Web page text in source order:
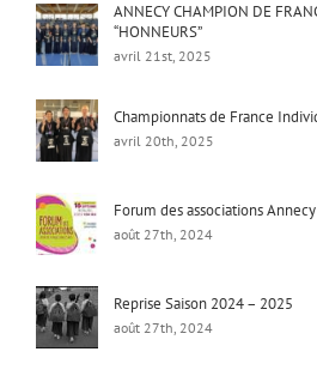
ANNECY CHAMPION DE
“HONNEURS”
avril 21st, 2025
Championnats de France
avril 20th, 2025
Forum des associations
août 27th, 2024
Reprise Saison 2024 – 2025
août 27th, 2024